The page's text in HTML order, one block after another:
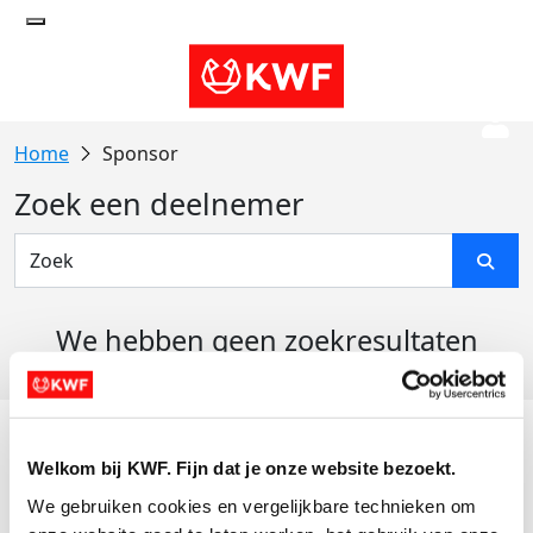
Welkom bij KWF. Fijn dat je onze website bezoekt.
We gebruiken cookies en vergelijkbare technieken om
Sponsor
Zoek een deelnemer
We hebben geen zoekresultaten
Actiematerialen
Evenementen